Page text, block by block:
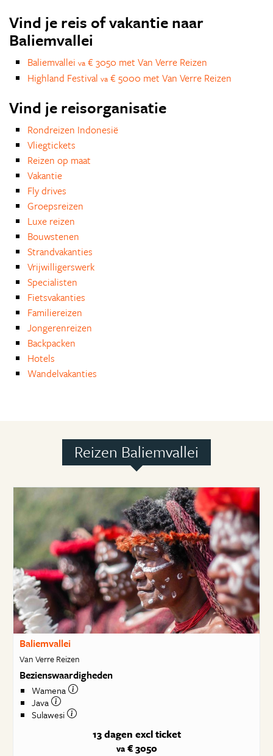
Vind je reis of vakantie naar
Baliemvallei
Baliemvallei va € 3050 met Van Verre Reizen
Highland Festival va € 5000 met Van Verre Reizen
Vind je reisorganisatie
Rondreizen Indonesië
Vliegtickets
Reizen op maat
Vakantie
Fly drives
Groepsreizen
Luxe reizen
Bouwstenen
Strandvakanties
Vrijwilligerswerk
Specialisten
Fietsvakanties
Familiereizen
Jongerenreizen
Backpacken
Hotels
Wandelvakanties
Reizen Baliemvallei
Baliemvallei
Van Verre Reizen
Bezienswaardigheden
Wamena
Java
Sulawesi
13 dagen excl ticket
va€ 3050